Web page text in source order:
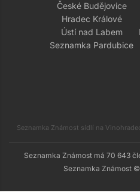
České Budějovice
Hradec Králové
Ústí nad Labem
Seznamka Pardubice
Seznamka Známost sídlí na
Seznamka Známost má 70 643
Seznamka Známost